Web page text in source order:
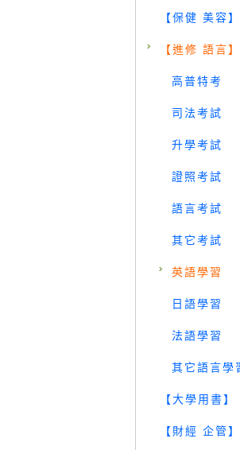
【保健 美容】
【進修 語言】
高普特考
司法考試
升學考試
證照考試
語言考試
其它考試
英語學習
日語學習
法語學習
其它語言學
【大學用書】
【財經 企管】
元